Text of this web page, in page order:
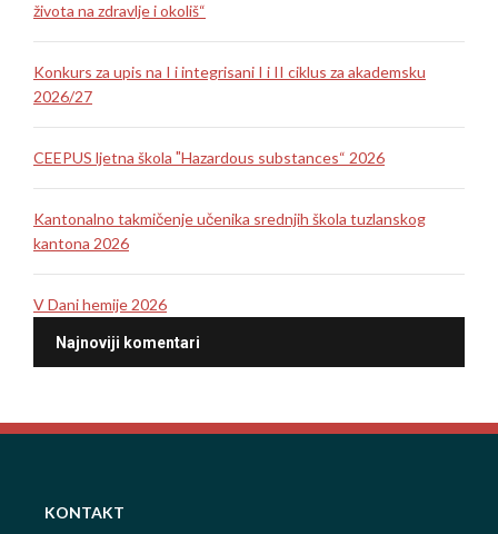
života na zdravlje i okoliš“
Konkurs za upis na I i integrisani I i II ciklus za akademsku
2026/27
CEEPUS ljetna škola ″Hazardous substances“ 2026
Kantonalno takmičenje učenika srednjih škola tuzlanskog
kantona 2026
V Dani hemije 2026
Najnoviji komentari
KONTAKT